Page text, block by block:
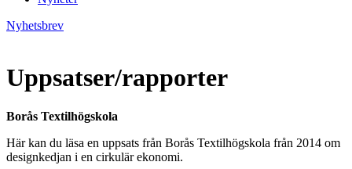
Nyhetsbrev
Uppsatser/rapporter
Borås Textilhögskola
Här kan du läsa en uppsats från Borås Textilhögskola från 2014 om
designkedjan i en cirkulär ekonomi.